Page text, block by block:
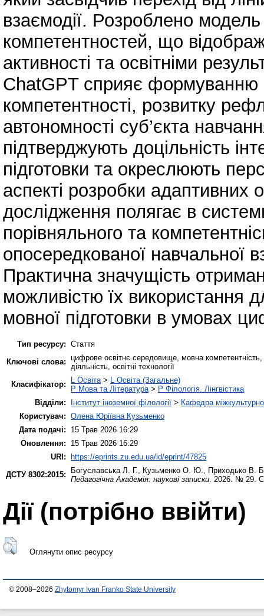
взаємодії. Розроблено
компетентностей, що
активності та освітніми
ChatGPT сприяє формуванню
компетентності, розвитку
автономності суб’єкта
підтверджують доцільність
підготовки та окреслюють
аспекті розробки адаптивних
дослідження полягає в
порівняльного та
опосередкованої навчальної
Практична значущість
можливістю їх використання
мовної підготовки в умовах
Тип ресурсу: Стаття
Ключові слова: цифрове освітнє середовище, мовна компетентність,
діяльність, освітні технології
Класифікатор:
L Освіта > L Освіта (Загальне)
P Мова та Література > P Філологія. Лінгвістика
Відділи:
Інститут іноземної філології > Кафедра
Користувач: Олена Юріївна Кузьменко
Дата подачі:
15 Трав 2026 16:29
Оновлення:
15 Трав 2026 16:29
URI: https://eprints.zu.edu.ua/id/eprint/47825
ДСТУ 8302:2015:
Богуславська Л. Г. Кузьменко О. Ю.
Приходько В.
Педагогічна Академія: наукові записки . 2026. № 29.
Дії ​​(потрібно ввійти)
Оглянути опис ресурсу
© 2008–2026 Zhytomyr Ivan Franko State University